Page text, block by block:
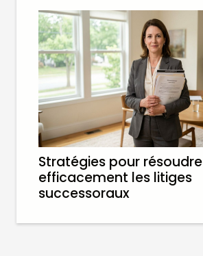
Stratégies pour résoudre
efficacement les litiges
successoraux